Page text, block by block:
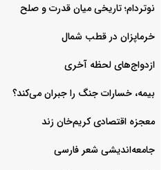
نوتردام؛ تاریخی میان قدرت و صلح‌
خرماپزان در قطب شمال
ازدواج‌های لحظه آخری
بیمه، خسارات جنگ را جبران می‌کند؟
معجزه اقتصادی کریم‌خان زند
جامعه‌اندیشی شعر فارسی